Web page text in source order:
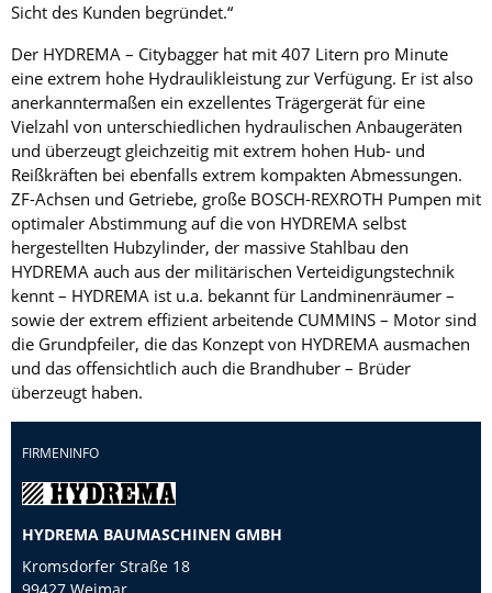
Sicht des Kunden begründet.“
Der HYDREMA – Citybagger hat mit 407 Litern pro Minute
eine extrem hohe Hydraulikleistung zur Verfügung. Er ist also
anerkanntermaßen ein exzellentes Trägergerät für eine
Vielzahl von unterschiedlichen hydraulischen Anbaugeräten
und überzeugt gleichzeitig mit extrem hohen Hub- und
Reißkräften bei ebenfalls extrem kompakten Abmessungen.
ZF-Achsen und Getriebe, große BOSCH-REXROTH Pumpen mit
optimaler Abstimmung auf die von HYDREMA selbst
hergestellten Hubzylinder, der massive Stahlbau den
HYDREMA auch aus der militärischen Verteidigungstechnik
kennt – HYDREMA ist u.a. bekannt für Landminenräumer –
sowie der extrem effizient arbeitende CUMMINS – Motor sind
die Grundpfeiler, die das Konzept von HYDREMA ausmachen
und das offensichtlich auch die Brandhuber – Brüder
überzeugt haben.
FIRMENINFO
HYDREMA BAUMASCHINEN GMBH
Kromsdorfer Straße 18